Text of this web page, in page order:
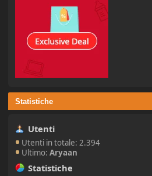
Statistiche
Utenti
Utenti in totale: 2.394
Ultimo:Aryaan
Statistiche